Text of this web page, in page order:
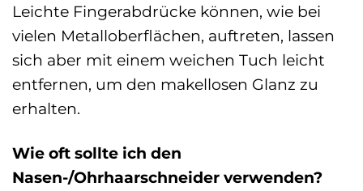
Leichte Fingerabdrücke können, wie bei
vielen Metalloberflächen, auftreten, lassen
sich aber mit einem weichen Tuch leicht
entfernen, um den makellosen Glanz zu
erhalten.
Wie oft sollte ich den
Nasen-/Ohrhaarschneider verwenden?